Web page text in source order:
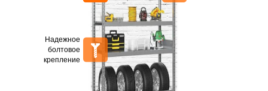
Надежное
болтовое
крепление